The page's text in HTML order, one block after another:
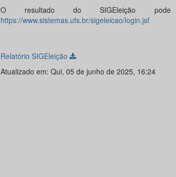
O resultado do SIGEleição
https://www.sistemas.ufs.br/sigeleicao/login.jsf
Relatório SIGEleição
Atualizado em: Qui, 05 de junho de 2025, 16:24